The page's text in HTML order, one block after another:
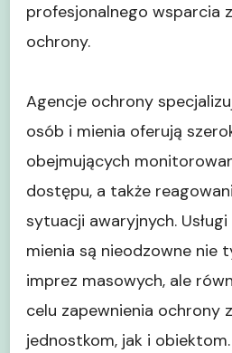
profesjonalnego wsparcia
ochrony.
Agencje ochrony
osób i mienia oferują
obejmujących
dostępu, a także
sytuacji awaryjnych.
mienia są nieodzowne nie
imprez masowych, ale
celu zapewnienia ochrony
jednostkom, jak i